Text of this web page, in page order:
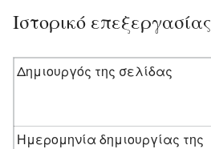
Ιστορικό επεξεργασίας
Δημιουργός της σελίδας
Ημερομηνία δημιουργίας της